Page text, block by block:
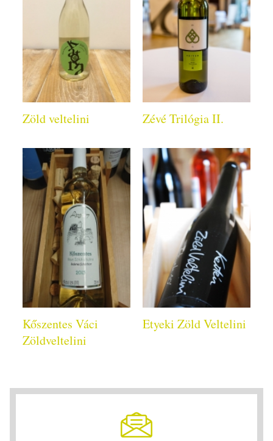
Zöld veltelini Zévé Trilógia II.
Kőszentes Váci
Zöldveltelini
Etyeki Zöld Veltelini